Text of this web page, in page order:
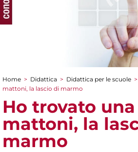
Tu sei qui
Home > Didattica > Didattica per le scuole >
mattoni, la lascio di marmo
Ho trovato
mattoni, la
marmo